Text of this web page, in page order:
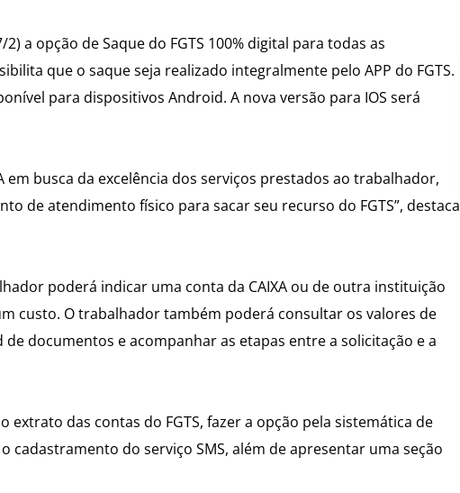
a opção de Saque do FGTS 100% digital para todas as
que o saque seja realizado integralmente pelo APP do FGTS.
para dispositivos Android. A nova versão para IOS será
em busca da excelência dos serviços prestados ao trabalhador,
de atendimento físico para sacar seu recurso do FGTS”, destaca
poderá indicar uma conta da CAIXA ou de outra instituição
custo. O trabalhador também poderá consultar os valores de
de documentos e acompanhar as etapas entre a solicitação e a
extrato das contas do FGTS, fazer a opção pela sistemática de
cadastramento do serviço SMS, além de apresentar uma seção